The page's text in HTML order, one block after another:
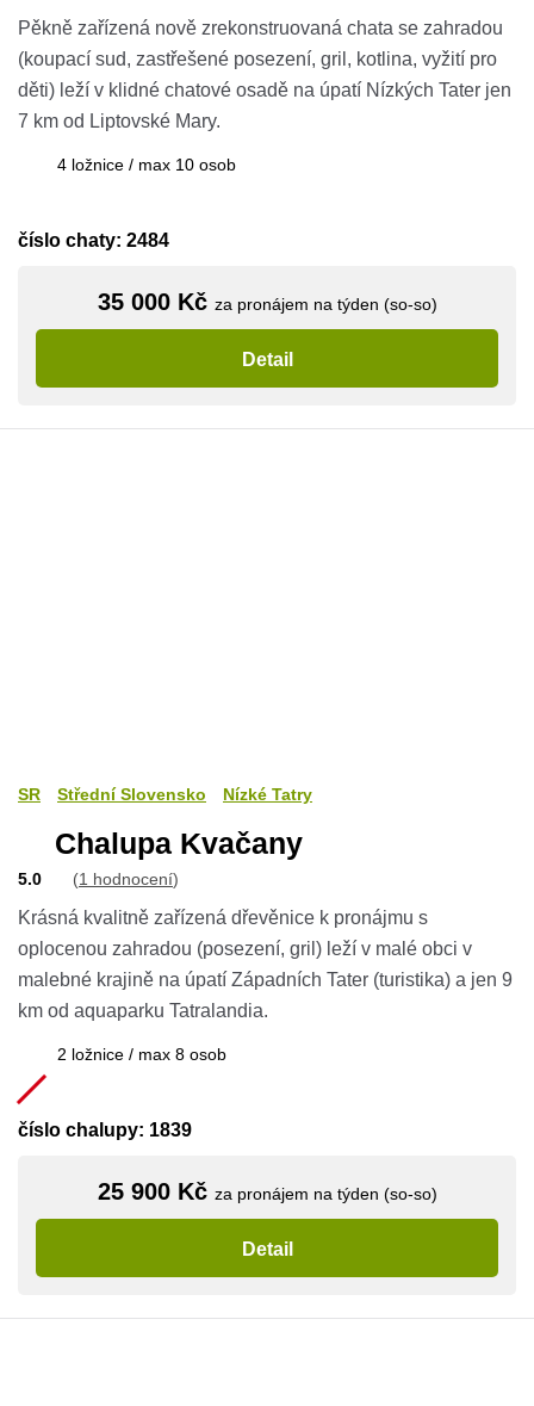
Pěkně zařízená nově zrekonstruovaná chata se zahradou
(koupací sud, zastřešené posezení, gril, kotlina, vyžití pro
děti) leží v klidné chatové osadě na úpatí Nízkých Tater jen
7 km od Liptovské Mary.
4 ložnice / max 10 osob
číslo chaty: 2484
35 000 Kč za pronájem na týden (so-so)
Detail
SR Střední Slovensko Nízké Tatry
Chalupa Kvačany
5.0 (1 hodnocení)
Krásná kvalitně zařízená dřevěnice k pronájmu s
oplocenou zahradou (posezení, gril) leží v malé obci v
malebné krajině na úpatí Západních Tater (turistika) a jen 9
km od aquaparku Tatralandia.
2 ložnice / max 8 osob
číslo chalupy: 1839
25 900 Kč za pronájem na týden (so-so)
Detail